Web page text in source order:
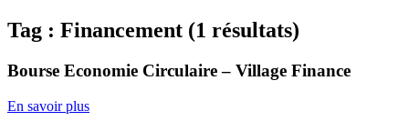
Tag : Financement (1 résultats)
Bourse Economie Circulaire – Village Finance
En savoir plus